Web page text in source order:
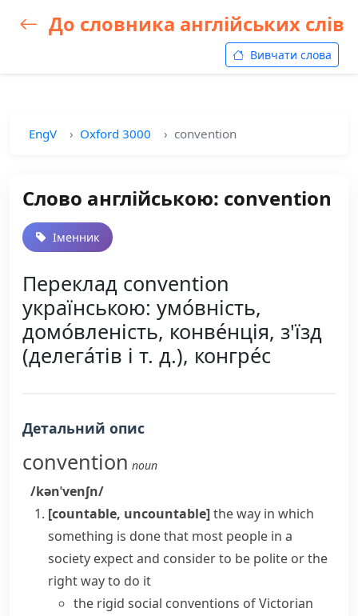
До словника англійських слів
Вивчати слова
EngV Oxford 3000 convention
Слово англійською: convention
Іменник
Переклад convention
українською: умо́вність,
домо́вленість, конве́нція, з'їзд
(делега́тів і т. д.), конгре́с
Детальний опис
convention noun
/kənˈvenʃn/
[countable, uncountable]the way in which
something is done that most people in a
society expect and consider to be polite or the
right way to do it
the rigid social conventions of Victorian